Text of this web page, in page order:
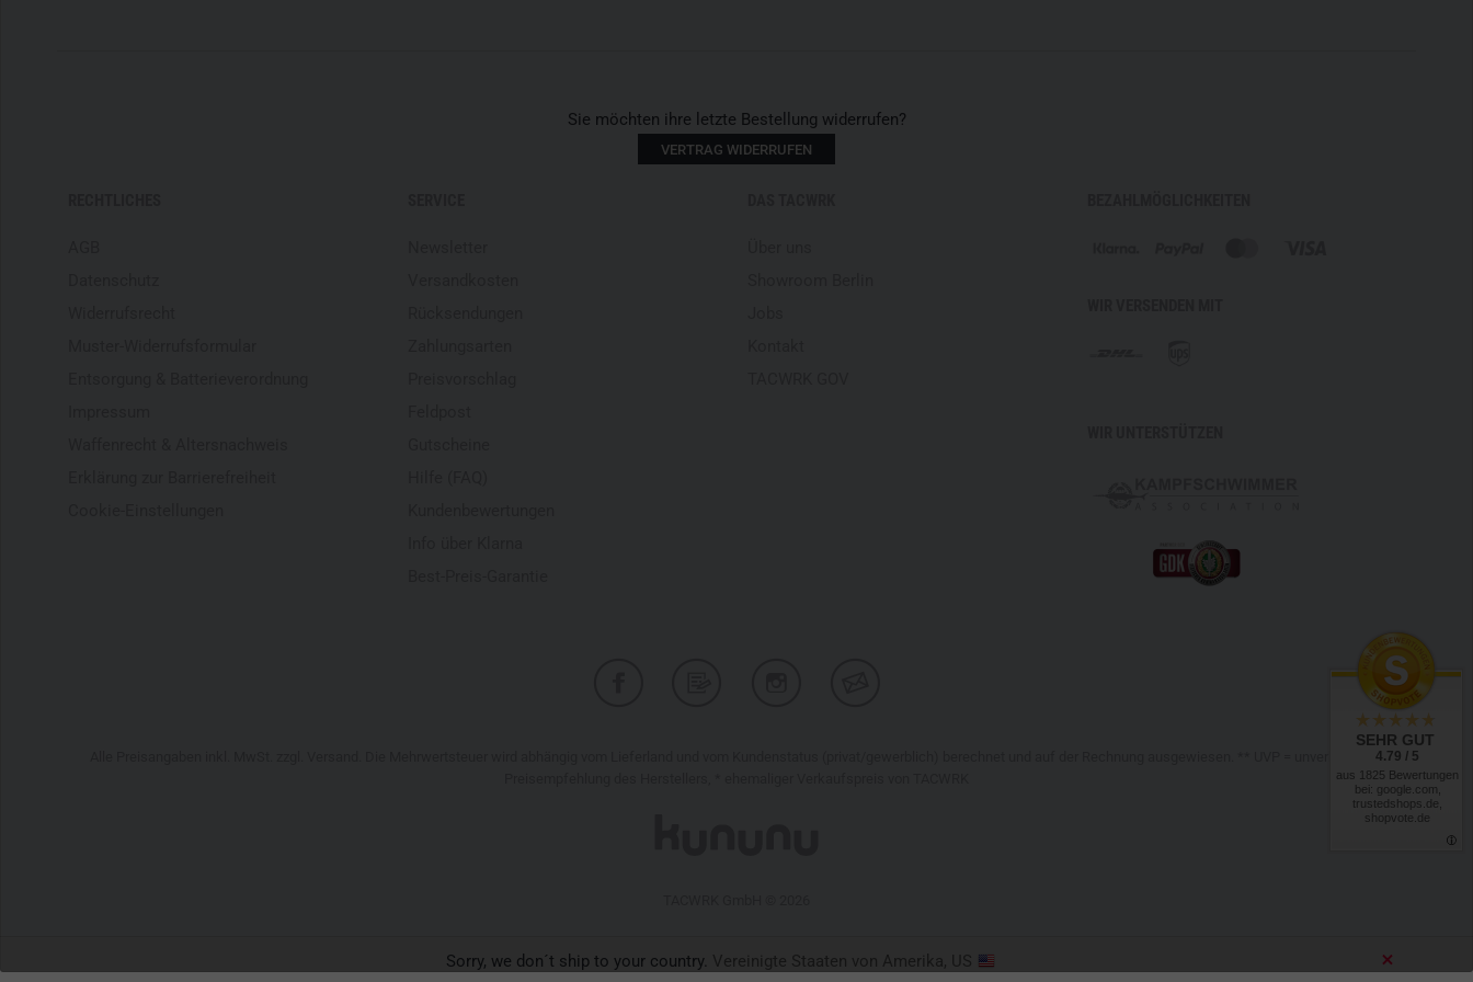
Sorry, we don´t ship to your country. Vereinigte Staaten von Amerika, US
Sie möchten ihre letzte Bestellung widerrufen?
VERTRAG WIDERRUFEN
Alle Preisangaben inkl. MwSt. zzgl. Versand. Die Mehrwertsteuer wird abhängig vom Lieferland und vom Kundenstatus (privat/gewerblich) berechnet und auf der Rechnung ausgewiesen. ** UVP = unverbindliche
SEHR GUT
4.79 / 5
aus 1825 Bewertungen
bei: google.com,
trustedshops.de,
shopvote.de